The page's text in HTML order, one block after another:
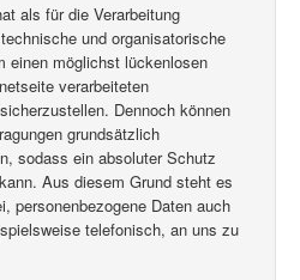
als für die Verarbeitung
und organisatorische
einen möglichst lückenlosen
verarbeiteten
Dennoch können
grundsätzlich
sodass ein absoluter Schutz
Aus diesem Grund steht es
personenbezogene Daten auch
telefonisch, an uns zu